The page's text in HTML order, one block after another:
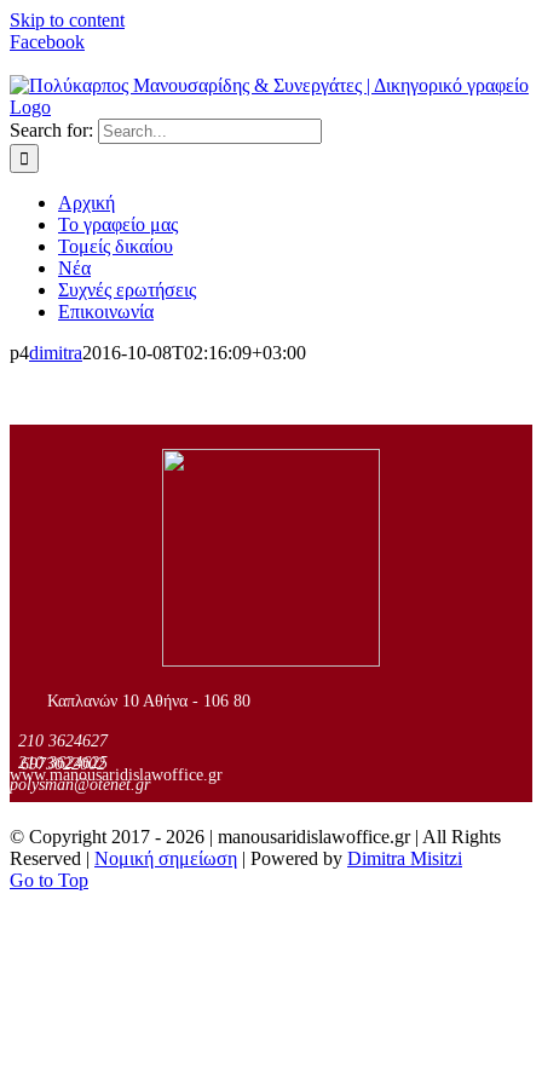
Skip to content
Facebook
Search for:
Αρχική
Το γραφείο μας
Τομείς δικαίου
Νέα
Συχνές ερωτήσεις
Επικοινωνία
p4dimitra2016-10-08T02:16:09+03:00
Καπλανών 10 Αθήνα - 106 80
210 3624627
210 3624625
6973022002
www.manousaridislawoffice.gr
polysman@otenet.gr
© Copyright 2017 - 2026 | manousaridislawoffice.gr | All Rights
Reserved | Νομική σημείωση | Powered by Dimitra Misitzi
Go to Top